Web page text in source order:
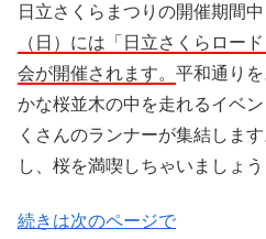
日立さくらまつりの開催期間中
（日）には「日立さくらロー
会が開催されます。 平和通り
かな桜並木の中を走れるイベ
くさんのランナーが集結しま
し、桜を満喫しちゃいましょう
続きは次のページで